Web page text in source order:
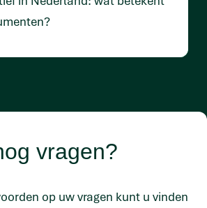
vragen?
op uw vragen kunt u vinden